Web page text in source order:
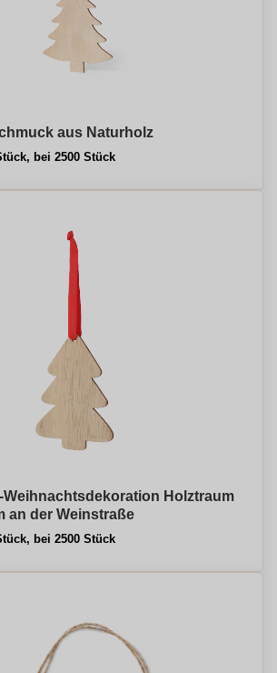
aus Naturholz
bei 2500 Stück
Holztraum
an der Weinstraße
bei 2500 Stück